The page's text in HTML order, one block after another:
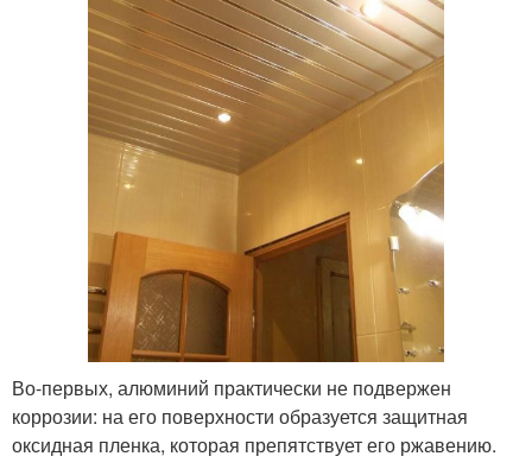
Во-первых, алюминий практически не подвержен
коррозии: на его поверхности образуется защитная
оксидная пленка, которая препятствует его ржавению.